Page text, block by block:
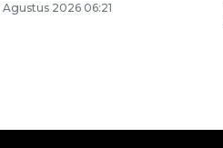
Agustus 2026 06:21